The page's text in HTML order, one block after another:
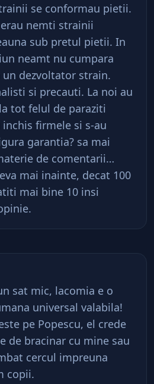
se conformau pietii.
nemti strainii
sub pretul pietii. In
neamt nu cumpara
dezvoltator strain.
si precauti. La noi au
tot felul de paraziti
firmele si s-au
garantia? sa mai
de comentarii…
mai inainte, decat 100
mai bine 10 insi
sat mic, lacomia e o
universal valabila!
pe Popescu, el crede
de bracinar cu mine sau
cercul impreuna
copii.